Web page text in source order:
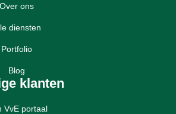
Over ons
diensten
Portfolio
Blog
klanten
VvE portaal